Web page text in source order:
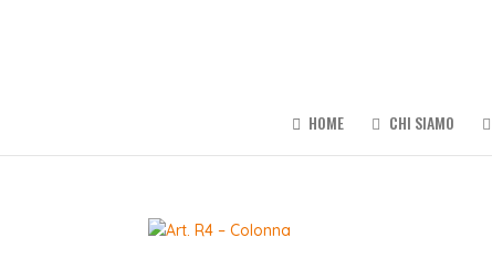
HOME CHI SIAMO